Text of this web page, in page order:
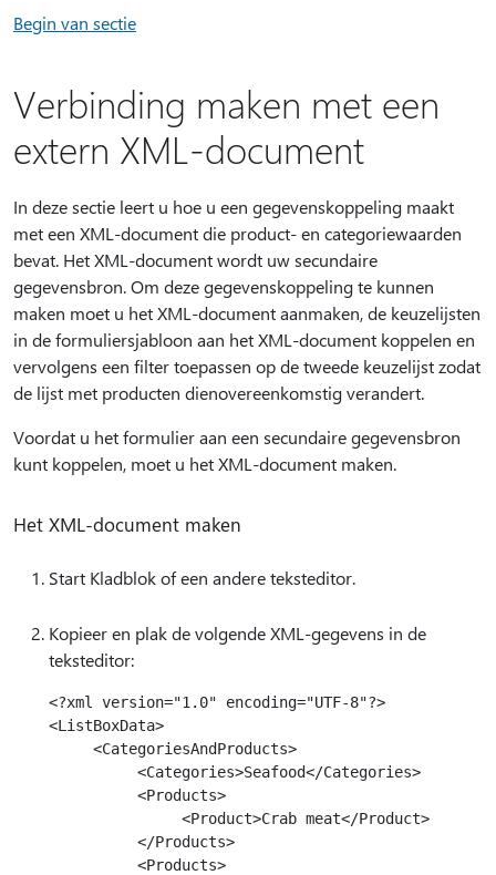
Begin van sectie
Verbinding maken met een
extern XML-document
In deze sectie leert u hoe u een gegevenskoppeling maakt
met een XML-document die product- en categoriewaarden
bevat. Het XML-document wordt uw secundaire
gegevensbron. Om deze gegevenskoppeling te kunnen
maken moet u het XML-document aanmaken, de keuzelijsten
in de formuliersjabloon aan het XML-document koppelen en
vervolgens een filter toepassen op de tweede keuzelijst zodat
de lijst met producten dienovereenkomstig verandert.
Voordat u het formulier aan een secundaire gegevensbron
kunt koppelen, moet u het XML-document maken.
Het XML-document maken
Start Kladblok of een andere teksteditor.
Kopieer en plak de volgende XML-gegevens in de
teksteditor:
<?xml version="1.0" encoding="UTF-8"?>
<ListBoxData>
     <CategoriesAndProducts>
          <Categories>Seafood</Categories>
          <Products>
               <Product>Crab meat</Product>
          </Products>
          <Products>